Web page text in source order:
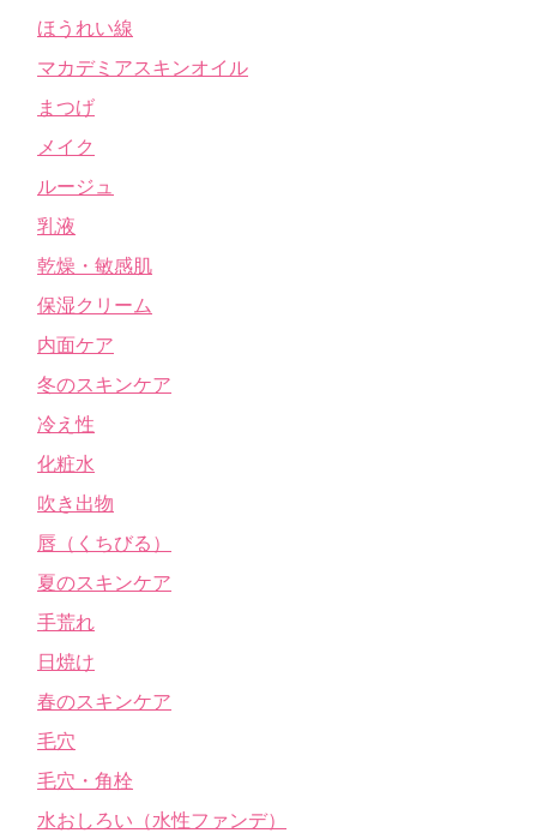
ほうれい線
マカデミアスキンオイル
まつげ
メイク
ルージュ
乳液
乾燥・敏感肌
保湿クリーム
内面ケア
冬のスキンケア
冷え性
化粧水
吹き出物
唇（くちびる）
夏のスキンケア
手荒れ
日焼け
春のスキンケア
毛穴
毛穴・角栓
水おしろい（水性ファンデ）